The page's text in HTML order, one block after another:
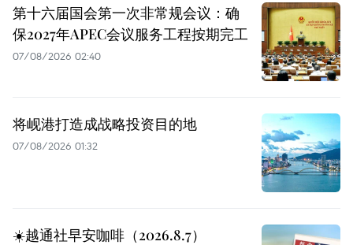
第十六届国会第一次非常规会议：确
保2027年APEC会议服务工程按期完工
07/08/2026 02:40
将岘港打造成战略投资目的地
07/08/2026 01:32
☀️越通社早安咖啡（2026.8.7）